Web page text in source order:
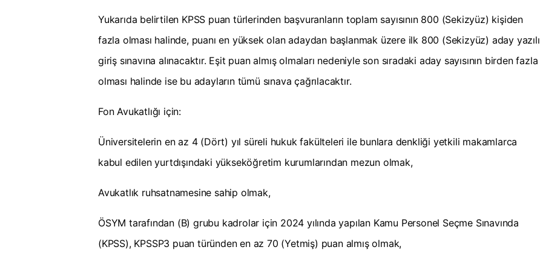
Yukarıda belirtilen KPSS puan türlerinden başvuranların toplam sayısının 800 (Sekizyüz) kişiden
fazla olması halinde, puanı en yüksek olan adaydan başlanmak üzere ilk 800 (Sekizyüz) aday yazılı
giriş sınavına alınacaktır. Eşit puan almış olmaları nedeniyle son sıradaki aday sayısının birden fazla
olması halinde ise bu adayların tümü sınava çağrılacaktır.
Fon Avukatlığı için:
Üniversitelerin en az 4 (Dört) yıl süreli hukuk fakülteleri ile bunlara denkliği yetkili makamlarca
kabul edilen yurtdışındaki yükseköğretim kurumlarından mezun olmak,
Avukatlık ruhsatnamesine sahip olmak,
ÖSYM tarafından (B) grubu kadrolar için 2024 yılında yapılan Kamu Personel Seçme Sınavında
(KPSS), KPSSP3 puan türünden en az 70 (Yetmiş) puan almış olmak,